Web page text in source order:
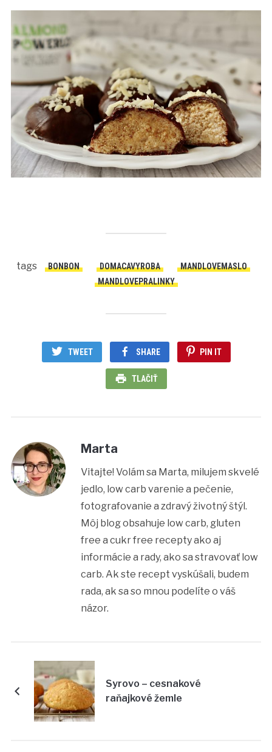
tags BONBON DOMACAVYROBA
MANDLOVEMASLO
MANDLOVEPRALINKY
TWEET SHARE PIN IT
TLAČIŤ
Marta
Vitajte! Volám sa Marta, milujem skvelé
jedlo, low carb varenie a pečenie,
fotografovanie a zdravý životný štýl.
Môj blog obsahuje low carb, gluten
free a cukr free recepty ako aj
informácie a rady, ako sa stravovať low
carb. Ak ste recept vyskúšali, budem
rada, ak sa so mnou podelíte o váš
názor.
Syrovo – cesnakové
raňajkové žemle